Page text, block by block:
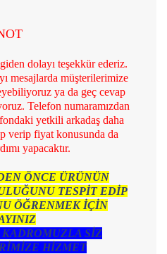
dolayı teşekkür ederiz.
mesajlarda müşterilerimize
ya da geç cevap
Telefon numaramızdan
yetkili arkadaş daha
verip fiyat konusunda da
yapacaktır.
ÖNCE ÜRÜNÜN
TESPİT EDİP
ÖĞRENMEK İÇİN
KADROMUZLA SİZ
HİZMET